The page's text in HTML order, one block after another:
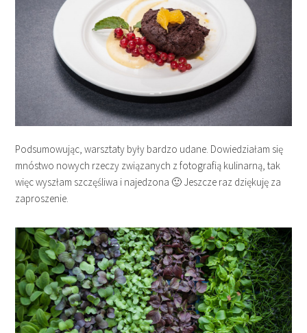
Podsumowując, warsztaty były bardzo udane. Dowiedziałam się
mnóstwo nowych rzeczy związanych z fotografią kulinarną, tak
więc wyszłam szczęśliwa i najedzona 🙂 Jeszcze raz dziękuję za
zaproszenie.